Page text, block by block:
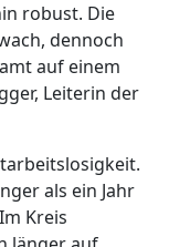
robust. Die
dennoch
auf einem
Leiterin der
als ein Jahr
Kreis